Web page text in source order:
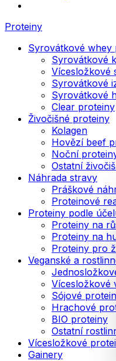
Proteiny
Syrovátkové whey
Syrovátkové
Vícesložkové
Syrovátkové
Syrovátkové
Clear proteiny
Živočišné proteiny
Kolagen
Hovězí beef
Noční
Ostatní
Náhrada stravy
Práškové
Proteinové
Proteiny podle
Proteiny na
Proteiny na
Proteiny pro
Veganské a
Vícesložkové
Sójové
Hrachové
BIO proteiny
Ostatní
Vícesložkové
Gainery